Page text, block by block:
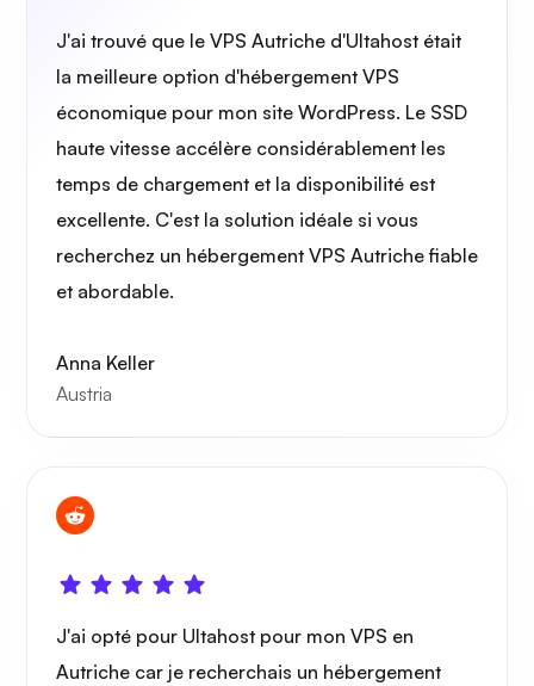
Radiographie
Merveille
J'ai trouvé que le VPS Autriche d'Ultahost était
la meilleure option d'hébergement VPS
économique pour mon site WordPress. Le SSD
haute vitesse accélère considérablement les
temps de chargement et la disponibilité est
excellente. C'est la solution idéale si vous
recherchez un hébergement VPS Autriche fiable
et abordable.
Anna Keller
Austria
J'ai opté pour Ultahost pour mon VPS en
Autriche car je recherchais un hébergement